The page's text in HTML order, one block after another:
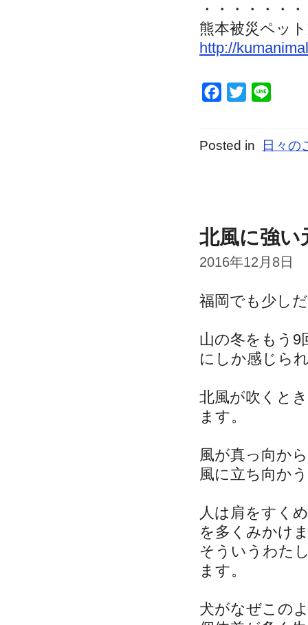
・・・・・・
熊本被災ペッ
http://
Facebook
Twitter
Posted in 日々の
北風に強い
2016年12月8日
福岡でも少し
山の冬をもう9
にしか感じら
北風が吹くと
ます。
風が真っ向か
風に立ち向か
人は肩をすく
を多くみかけ
そういうわた
ます。
犬がなぜこの